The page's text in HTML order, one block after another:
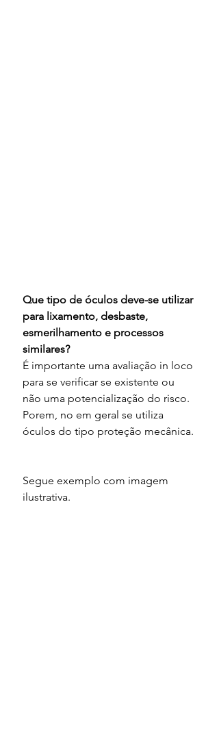
Que tipo de óculos deve-se utilizar
para lixamento, desbaste,
esmerilhamento e processos
similares?
É importante uma avaliação in loco
para se verificar se existente ou
não uma potencialização do risco.
Porem, no em geral se utiliza
óculos do tipo proteção mecânica.
Segue exemplo com imagem
ilustrativa.